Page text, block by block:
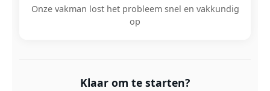
Onze vakman lost het probleem snel en vakkundig
op
Klaar om te starten?